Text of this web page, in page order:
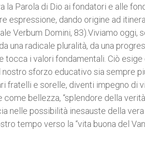
Parola di Dio ai fondatori e alle
espressione, dando origine ad
Verbum Domini, 83).Viviamo oggi,
una radicale pluralità, da una
tocca i valori fondamentali. Ciò esige
sforzo educativo sia sempre
fratelli e sorelle, diventi impegno di
bellezza, “splendore della
nelle possibilità inesauste della
tempo verso la “vita buona del